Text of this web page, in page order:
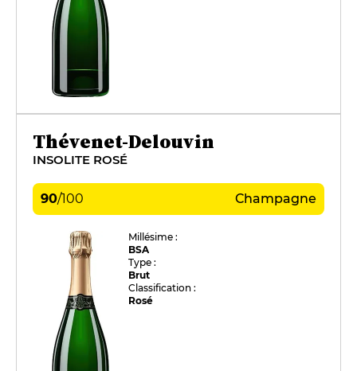
Thévenet-Delouvin
INSOLITE ROSÉ
90/100 Champagne
Millésime :
BSA
Type :
Brut
Classification :
Rosé